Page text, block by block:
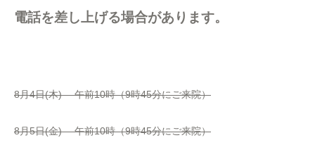
電話を差し上げる場合があります。
8月4日(木) 午前10時（9時45分にご来院）
8月5日(金) 午前10時（9時45分にご来院）